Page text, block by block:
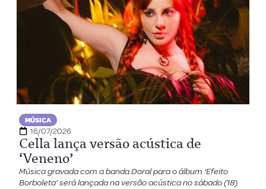
MÚSICA
16/07/2026
Cella lança versão acústica de
‘Veneno’
Música gravada com a banda Doral para o álbum ‘Efeito
Borboleta’ será lançada na versão acústica no sábado (18)